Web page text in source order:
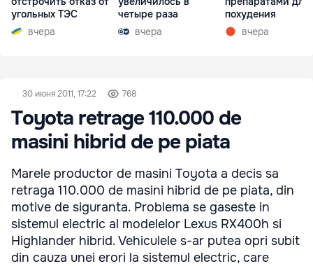
угольных ТЭС
вчера
четыре раза
вчера
похудения
вчера
30 июня 2011, 17:22 768
Toyota retrage 110.000 de
masini hibrid de pe piata
Marele productor de masini Toyota a decis sa
retraga 110.000 de masini hibrid de pe piata, din
motive de siguranta. Problema se gaseste in
sistemul electric al modelelor Lexus RX400h si
Highlander hibrid. Vehiculele s-ar putea opri subit
din cauza unei erori la sistemul electric, care